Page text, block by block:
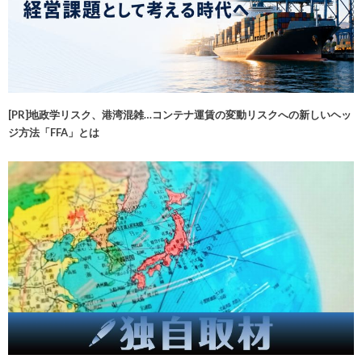
[PR]地政学リスク、港湾混雑…コンテナ運賃の変動リスクへの新しいヘッ
ジ方法「FFA」とは